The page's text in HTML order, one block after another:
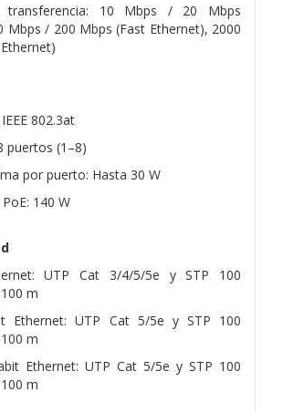
transferencia: 10 Mbps / 20 Mbps
Mbps / 200 Mbps (Fast Ethernet), 2000
802.3at
puertos (1–8)
por puerto: Hasta 30 W
140 W
UTP Cat 3/4/5/5e y STP 100
m
Ethernet: UTP Cat 5/5e y STP 100
m
Ethernet: UTP Cat 5/5e y STP 100
m